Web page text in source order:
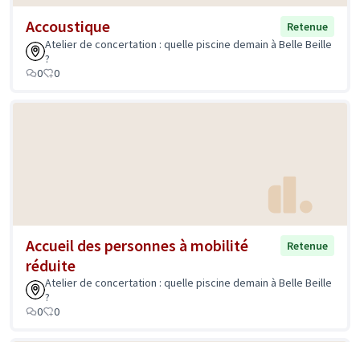
Accoustique
Retenue
Atelier de concertation : quelle piscine demain à Belle Beille
?
0
0
Accueil des personnes à mobilité
réduite
Retenue
Atelier de concertation : quelle piscine demain à Belle Beille
?
0
0